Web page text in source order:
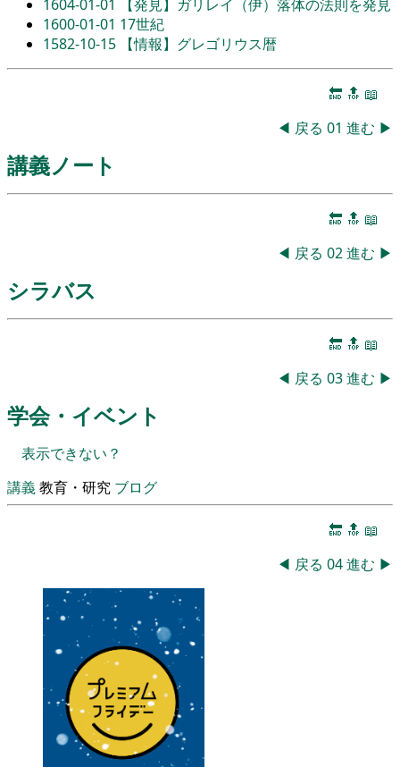
1604-01-01
【発見】ガリレイ（伊）落体の法則を発見
1600-01-01 17世紀
1582-10-15
【情報】グレゴリウス暦
🔚 🔝 📖
◀ 戻る 01 進む ▶
講義ノート
🔚 🔝 📖
◀ 戻る 02進む ▶
シラバス
🔚 🔝 📖
◀ 戻る 03進む ▶
学会・イベント
表示できない？
講義教育・研究 ブログ
🔚 🔝 📖
◀ 戻る 04進む ▶